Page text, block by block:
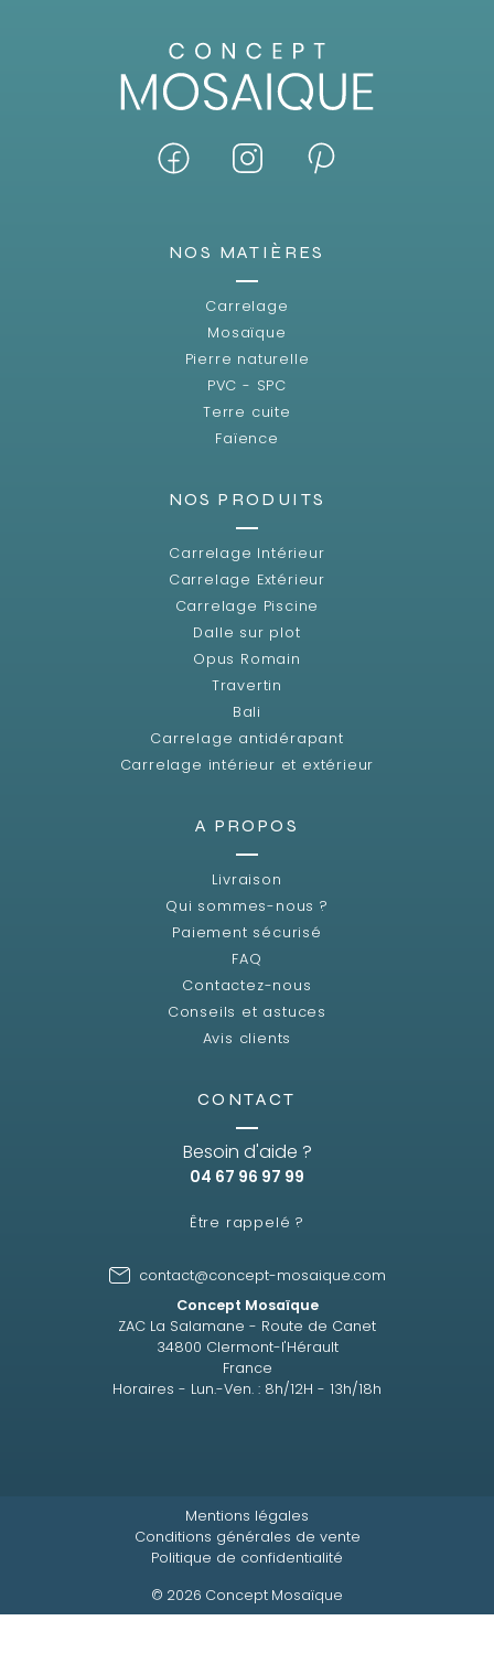
NOS MATIÈRES
Carrelage
Mosaïque
Pierre naturelle
PVC - SPC
Terre cuite
Faïence
NOS PRODUITS
Carrelage Intérieur
Carrelage Extérieur
Carrelage Piscine
Dalle sur plot
Opus Romain
Travertin
Bali
Carrelage antidérapant
Carrelage intérieur et extérieur
A PROPOS
Livraison
Qui sommes-nous ?
Paiement sécurisé
FAQ
Contactez-nous
Conseils et astuces
Avis clients
CONTACT
Besoin d'aide ?
04 67 96 97 99
Être rappelé ?
contact@concept-mosaique.com
Concept Mosaïque
ZAC La Salamane - Route de Canet
34800 Clermont-l'Hérault
France
Horaires - Lun.-Ven. : 8h/12H - 13h/18h
© 2026 Concept Mosaïque
Mentions légales
Conditions générales de vente
Politique de confidentialité